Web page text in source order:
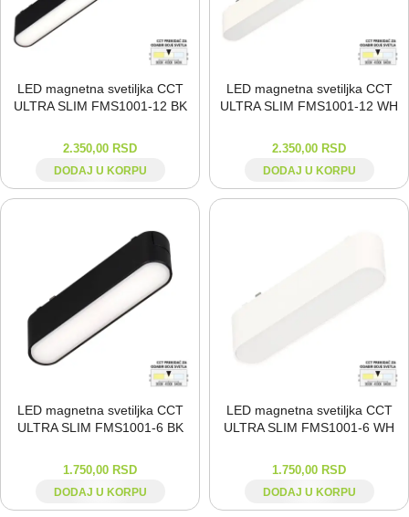
LED magnetna svetiljka CCT
ULTRA SLIM FMS1001-⁠12 BK
2.350,00 RSD
DODAJ U KORPU
LED magnetna svetiljka CCT
ULTRA SLIM FMS1001-⁠12 WH
2.350,00 RSD
DODAJ U KORPU
LED magnetna svetiljka CCT
ULTRA SLIM FMS1001-⁠6 BK
1.750,00 RSD
DODAJ U KORPU
LED magnetna svetiljka CCT
ULTRA SLIM FMS1001-⁠6 WH
1.750,00 RSD
DODAJ U KORPU